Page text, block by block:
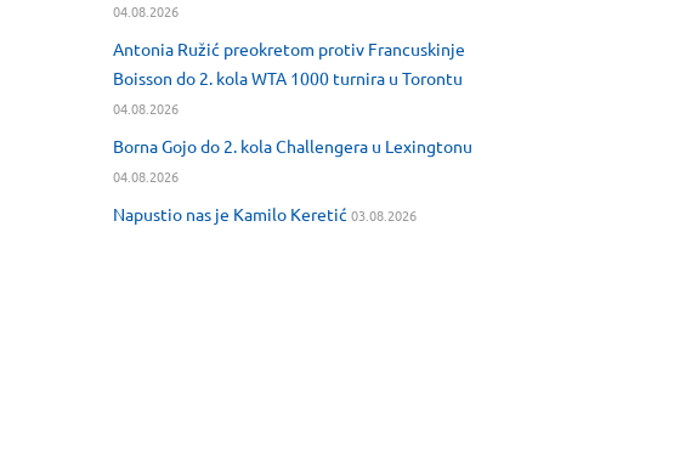
04.08.2026
Antonia Ružić preokretom protiv Francuskinje
Boisson do 2. kola WTA 1000 turnira u Torontu
04.08.2026
Borna Gojo do 2. kola Challengera u Lexingtonu
04.08.2026
Napustio nas je Kamilo Keretić 03.08.2026